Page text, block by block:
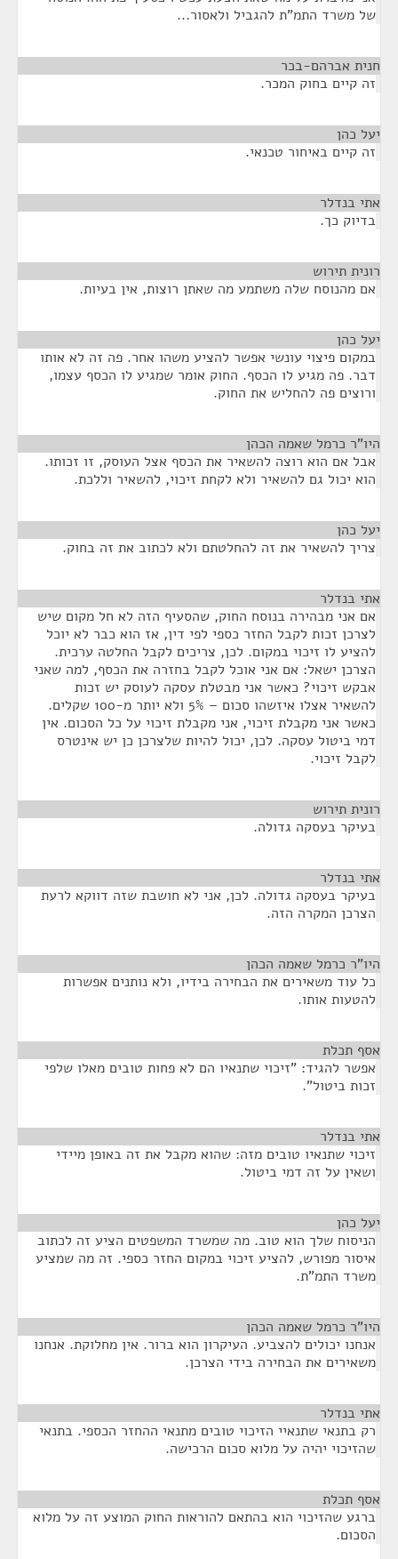
של משרד התמ"ת להגביל ולאסור...
חנית אברהם-בכר
זה קיים בחוק המכר.
יעל כהן
זה קיים באיחור טכנאי.
אתי בנדלר
בדיוק כך.
רונית תירוש
אם מהנוסח שלה משתמע מה שאתן רוצות, אין בעיות.
יעל כהן
במקום פיצוי עונשי אפשר להציע משהו אחר. פה זה לא אותו
דבר. פה מגיע לו הכסף. החוק אומר שמגיע לו הכסף עצמו,
ורוצים פה להחליש את החוק.
היו"ר כרמל שאמה הכהן
אבל אם הוא רוצה להשאיר את הכסף אצל העוסק, זו זכותו.
הוא יכול גם להשאיר ולא לקחת זיכוי, להשאיר וללכת.
יעל כהן
צריך להשאיר את זה להחלטתם ולא לכתוב את זה בחוק.
אתי בנדלר
אם אני מבהירה בנוסח החוק, שהסעיף הזה לא חל מקום שיש
לצרכן זכות לקבל החזר כספי לפי דין, אז הוא כבר לא יוכל
להציע לו זיכוי במקום. לכן, צריכים לקבל החלטה ערכית.
הצרכן ישאל: אם אני אוכל לקבל בחזרה את הכסף, למה שאני
אבקש זיכוי? כאשר אני מבטלת עסקה לעוסק יש זכות
להשאיר אצלו איזשהו סכום – 5% ולא יותר מ-100 שקלים.
כאשר אני מקבלת זיכוי, אני מקבלת זיכוי על כל הסכום. אין
דמי ביטול עסקה. לכן, יכול להיות שלצרכן כן יש אינטרס
לקבל זיכוי.
רונית תירוש
בעיקר בעסקה גדולה.
אתי בנדלר
בעיקר בעסקה גדולה. לכן, אני לא חושבת שזה דווקא לרעת
הצרכן המקרה הזה.
היו"ר כרמל שאמה הכהן
כל עוד משאירים את הבחירה בידיו, ולא נותנים אפשרות
להטעות אותו.
אסף תכלת
אפשר להגיד: "זיכוי שתנאיו הם לא פחות טובים מאלו שלפי
זכות ביטול".
אתי בנדלר
זיכוי שתנאיו טובים מזה: שהוא מקבל את זה באופן מיידי
ושאין על זה דמי ביטול.
יעל כהן
הניסוח שלך הוא טוב. מה שמשרד המשפטים הציע זה לכתוב
איסור מפורש, להציע זיכוי במקום החזר כספי. זה מה שמציע
משרד התמ"ת.
היו"ר כרמל שאמה הכהן
אנחנו יכולים להצביע. העיקרון הוא ברור. אין מחלוקת. אנחנו
משאירים את הבחירה בידי הצרכן.
אתי בנדלר
רק בתנאי שתנאיי הזיכוי טובים מתנאי ההחזר הכספי. בתנאי
שהזיכוי יהיה על מלוא סכום הרכישה.
אסף תכלת
ברגע שהזיכוי הוא בהתאם להוראות החוק המוצע זה על מלוא
הסכום.